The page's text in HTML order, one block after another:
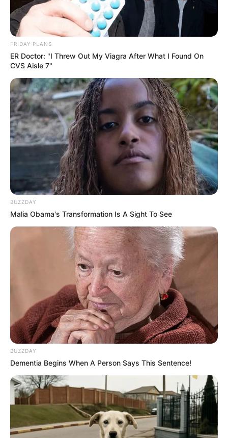
FRIDAY PLANS
ER Doctor: "I Threw Out My Viagra After What I Found On
CVS Aisle 7"
BUZZDAY
Malia Obama's Transformation Is A Sight To See
BUZZDAY
Dementia Begins When A Person Says This Sentence!